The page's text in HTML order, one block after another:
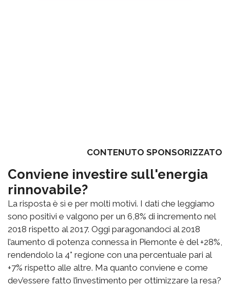
CONTENUTO SPONSORIZZATO
Conviene investire sull'energia
rinnovabile?
La risposta è sì e per molti motivi. I dati che leggiamo
sono positivi e valgono per un 6,8% di incremento nel
2018 rispetto al 2017. Oggi paragonandoci al 2018
l’aumento di potenza connessa in Piemonte è del +28%,
rendendolo la 4° regione con una percentuale pari al
+7% rispetto alle altre. Ma quanto conviene e come
dev’essere fatto l’investimento per ottimizzare la resa?